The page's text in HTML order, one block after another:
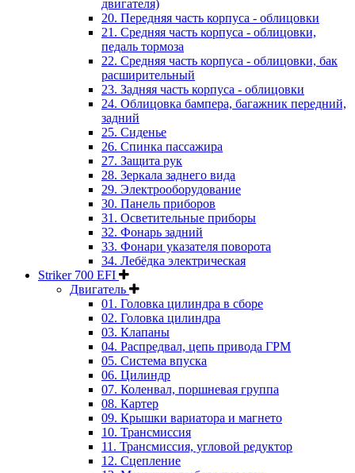
двигателя)
20. Передняя часть корпуса - облицовки
21. Средняя часть корпуса - облицовки,
педаль тормоза
22. Средняя часть корпуса - облицовки, бак
расширительный
23. Задняя часть корпуса - облицовки
24. Облицовка бампера, багажник передний,
задний
25. Сиденье
26. Спинка пассажира
27. Защита рук
28. Зеркала заднего вида
29. Электрооборудование
30. Панель приборов
31. Oсветительные приборы
32. Фонарь задний
33. Фонари указателя поворота
34. Лебёдка электрическая
Striker 700 EFI
Двигатель
01. Головка цилиндра в сборе
02. Головка цилиндра
03. Клапаны
04. Распредвал, цепь привода ГРМ
05. Система впуска
06. Цилиндр
07. Коленвал, поршневая группа
08. Картер
09. Крышки вариатора и магнето
10. Трансмиссия
11. Трансмиссия, угловой редуктор
12. Сцепление